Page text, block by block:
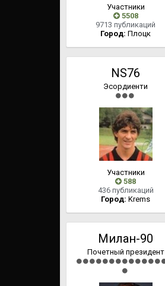
Участники
5508
9713 публикаций
Город: Плоцк
NS76
Эсордиенти
Участники
588
436 публикаций
Город: Krems
Милан-90
Почетный президент